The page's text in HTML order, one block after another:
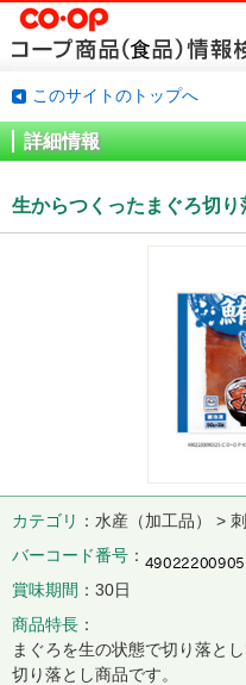
このサイトのトップへ
詳細情報
生からつくったまぐろ切
カテゴリ
水産（加工品） >
バーコード番号
賞味期間
30日
商品特長
まぐろを生の状態で切り落と
切り落とし商品です。